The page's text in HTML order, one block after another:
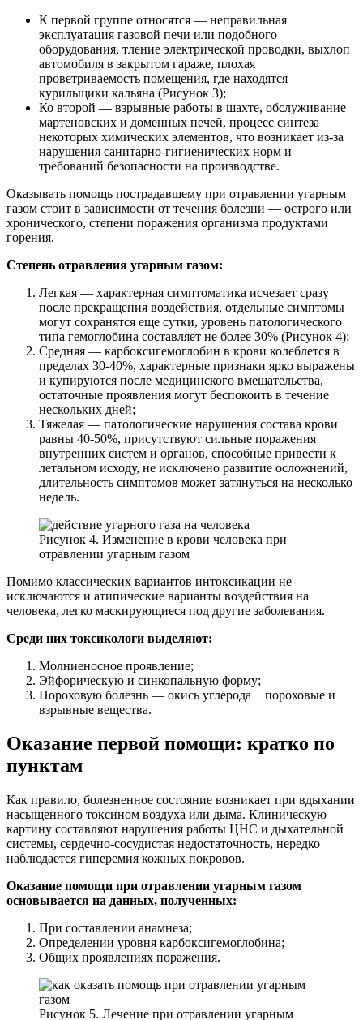
К первой группе относятся — неправильная
эксплуатация газовой печи или подобного
оборудования, тление электрической проводки, выхлоп
автомобиля в закрытом гараже, плохая
проветриваемость помещения, где находятся
курильщики кальяна (Рисунок 3);
Ко второй — взрывные работы в шахте, обслуживание
мартеновских и доменных печей, процесс синтеза
некоторых химических элементов, что возникает из-за
нарушения санитарно-гигиенических норм и
требований безопасности на производстве.
Оказывать помощь пострадавшему при отравлении угарным
газом стоит в зависимости от течения болезни — острого или
хронического, степени поражения организма продуктами
горения.
Степень отравления угарным газом:
Легкая — характерная симптоматика исчезает сразу
после прекращения воздействия, отдельные симптомы
могут сохранятся еще сутки, уровень патологического
типа гемоглобина составляет не более 30% (Рисунок 4);
Средняя — карбоксигемоглобин в крови колеблется в
пределах 30-40%, характерные признаки ярко выражены
и купируются после медицинского вмешательства,
остаточные проявления могут беспокоить в течение
нескольких дней;
Тяжелая — патологические нарушения состава крови
равны 40-50%, присутствуют сильные поражения
внутренних систем и органов, способные привести к
летальном исходу, не исключено развитие осложнений,
длительность симптомов может затянуться на несколько
недель.
Рисунок 4. Изменение в крови человека при
отравлении угарным газом
Помимо классических вариантов интоксикации не
исключаются и атипические варианты воздействия на
человека, легко маскирующиеся под другие заболевания.
Среди них токсикологи выделяют:
Молниеносное проявление;
Эйфорическую и синкопальную форму;
Пороховую болезнь — окись углерода + пороховые и
взрывные вещества.
Оказание первой помощи: кратко по
пунктам
Как правило, болезненное состояние возникает при вдыхании
насыщенного токсином воздуха или дыма. Клиническую
картину составляют нарушения работы ЦНС и дыхательной
системы, сердечно-сосудистая недостаточность, нередко
наблюдается гиперемия кожных покровов.
Оказание помощи при отравлении угарным газом
основывается на данных, полученных:
При составлении анамнеза;
Определении уровня карбоксигемоглобина;
Общих проявлениях поражения.
Рисунок 5. Лечение при отравлении угарным